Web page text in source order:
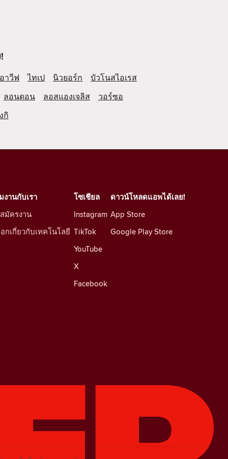
าวีฟ ไทเป นิวยอร์ก
บัวโนสไอเรส
ลอนดอน ลอสแองเจลิส
วอร์ซอ
กิ
โซเชียล
Instagram
TikTok
YouTube
X
Facebook
งานกับเรา
มัครงาน
กเกี่ยวกับเทคโนโลยี
ดาวน์โหลดแอพได้เลย!
App Store
Google Play Store